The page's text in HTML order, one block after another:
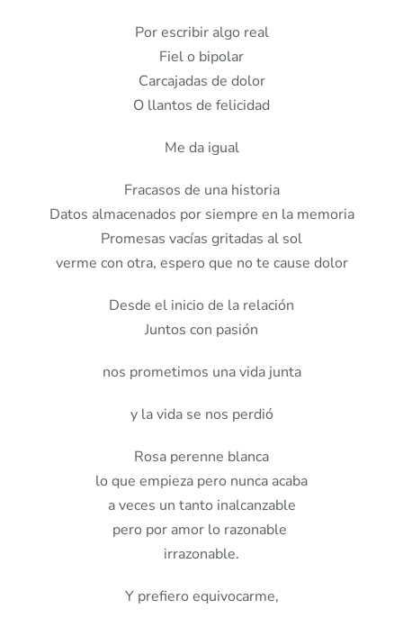
Por escribir algo real
Fiel o bipolar
Carcajadas de dolor
O llantos de felicidad
Me da igual
Fracasos de una historia
Datos almacenados por siempre en la memoria
Promesas vacías gritadas al sol
verme con otra, espero que no te cause dolor
Desde el inicio de la relación
Juntos con pasión
nos prometimos una vida junta
y la vida se nos perdió
Rosa perenne blanca
lo que empieza pero nunca acaba
a veces un tanto inalcanzable
pero por amor lo razonable
irrazonable.
Y prefiero equivocarme,